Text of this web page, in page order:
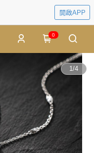
開啟APP
0
1/4